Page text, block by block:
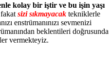
kolay bir iştir ve bu işin yaşı
sizi sıkmayacak tekniklerle
enstrümanınızı sevmenizi
beklentileri doğrusunda
vermekteyiz.